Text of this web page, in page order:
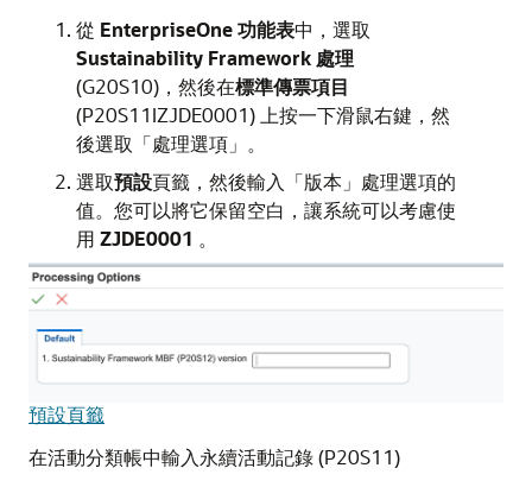
從 EnterpriseOne 功能表中，選取
Sustainability Framework 處理
(G20S10)，然後在標準傳票項目
(P20S11IZJDE0001) 上按一下滑鼠右鍵，然
後選取「處理選項」。
選取預設頁籤，然後輸入「版本」處理選項的
值。您可以將它保留空白，讓系統可以考慮使
用 ZJDE0001 。
預設頁籤
在活動分類帳中輸入永續活動記錄 (P20S11)